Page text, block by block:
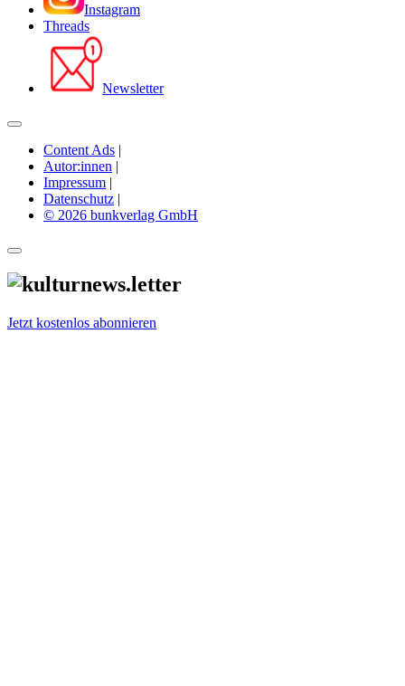
Instagram
Threads
Newsletter
Content Ads |
Autor:innen |
Impressum |
Datenschutz |
© 2026 bunkverlag GmbH
Jetzt kostenlos abonnieren